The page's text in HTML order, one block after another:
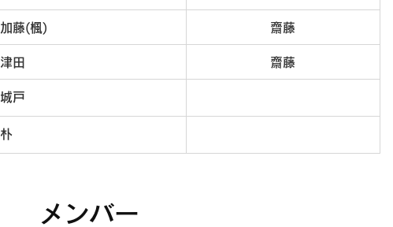
加藤(楓) 齋藤
津田 齋藤
城戸
朴
メンバー